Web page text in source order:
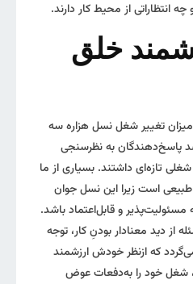
از محیط کار دارند.
خلق
تغییر شغل نسل هزاره سه
نسل‌ها است. ۶۰ درصد پاسخ‌دهندگان به نظرسنجی‌
تازه‌ای داشتند. بسیاری از ما
است زیرا این نسل جوان
و قابل‌اعتماد باشد.
از دید معنادار بودنِ کار، توجه
که ازنظر خودش ارزشمند
شغل خود را به‌دفعات عوض